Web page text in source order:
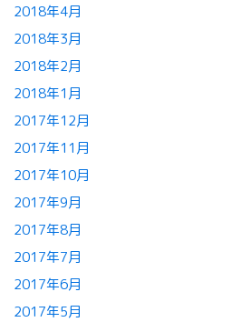
2018年4月
2018年3月
2018年2月
2018年1月
2017年12月
2017年11月
2017年10月
2017年9月
2017年8月
2017年7月
2017年6月
2017年5月